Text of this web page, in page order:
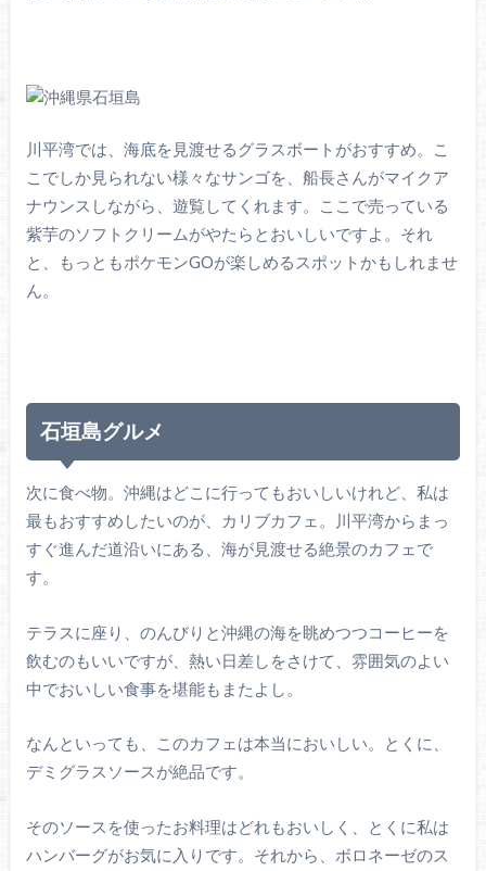
川平湾では、海底を見渡せるグラスボートがおすすめ。こ
こでしか見られない様々なサンゴを、船長さんがマイクア
ナウンスしながら、遊覧してくれます。ここで売っている
紫芋のソフトクリームがやたらとおいしいですよ。それ
と、もっともポケモンGOが楽しめるスポットかもしれませ
ん。
石垣島グルメ
次に食べ物。沖縄はどこに行ってもおいしいけれど、私は
最もおすすめしたいのが、カリブカフェ。川平湾からまっ
すぐ進んだ道沿いにある、海が見渡せる絶景のカフェで
す。
テラスに座り、のんびりと沖縄の海を眺めつつコーヒーを
飲むのもいいですが、熱い日差しをさけて、雰囲気のよい
中でおいしい食事を堪能もまたよし。
なんといっても、このカフェは本当においしい。とくに、
デミグラスソースが絶品です。
そのソースを使ったお料理はどれもおいしく、とくに私は
ハンバーグがお気に入りです。それから、ボロネーゼのス